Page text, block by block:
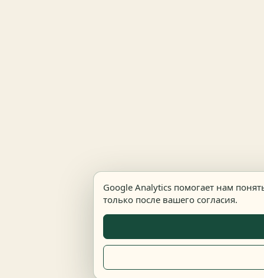
Google Analytics помогает нам
только после вашего согласия.